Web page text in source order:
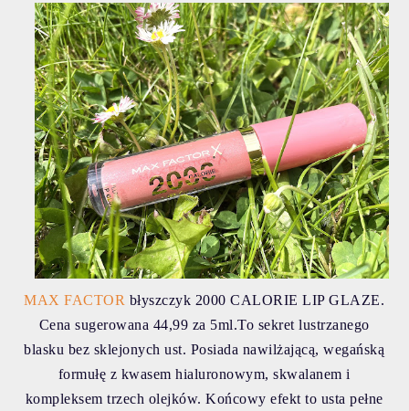
MAX FACTOR błyszczyk 2000 CALORIE LIP GLAZE.
Cena sugerowana 44,99 za 5ml.To sekret lustrzanego
blasku bez sklejonych ust. Posiada nawilżającą, wegańską
formułę z kwasem hialuronowym, skwalanem i
kompleksem trzech olejków. Końcowy efekt to usta pełne